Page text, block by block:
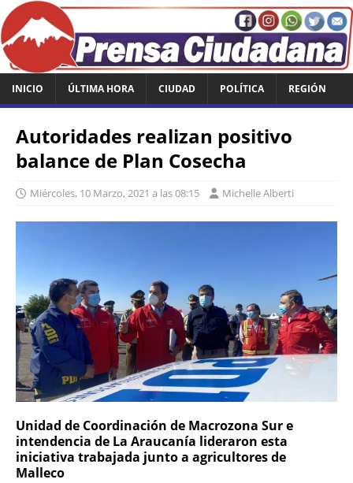
INICIO ÚLTIMA HORA CIUDAD POLÍTICA REGIÓN
Autoridades realizan positivo
balance de Plan Cosecha
Miércoles, 10 Marzo, 2021 a las 08:15 Michelle Alberti
Unidad de Coordinación de Macrozona Sur e
intendencia de La Araucanía lideraron esta
iniciativa trabajada junto a agricultores de
Malleco